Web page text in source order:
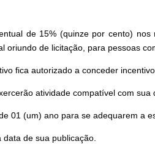
de 15% (quinze por cento) nos
oriundo de licitação, para pessoas
fica autorizado a conceder
atividade compatível com
01 (um) ano para se adequarem a
de sua publicação.